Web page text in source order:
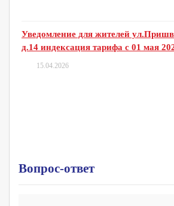
Уведомление для жителей
д.14 индексация тарифа с 01 мая
15.04.2026
Вопрос-ответ